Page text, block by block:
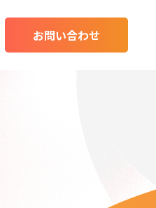
お問い合わせ